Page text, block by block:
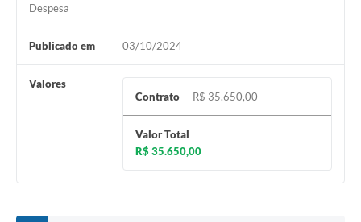
Despesa
Publicado em 03/10/2024
Valores
Contrato
R$ 35.650,00
Valor Total
R$ 35.650,00